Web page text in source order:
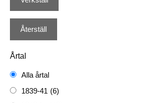
Årtal
Alla årtal
1839-41 (6)